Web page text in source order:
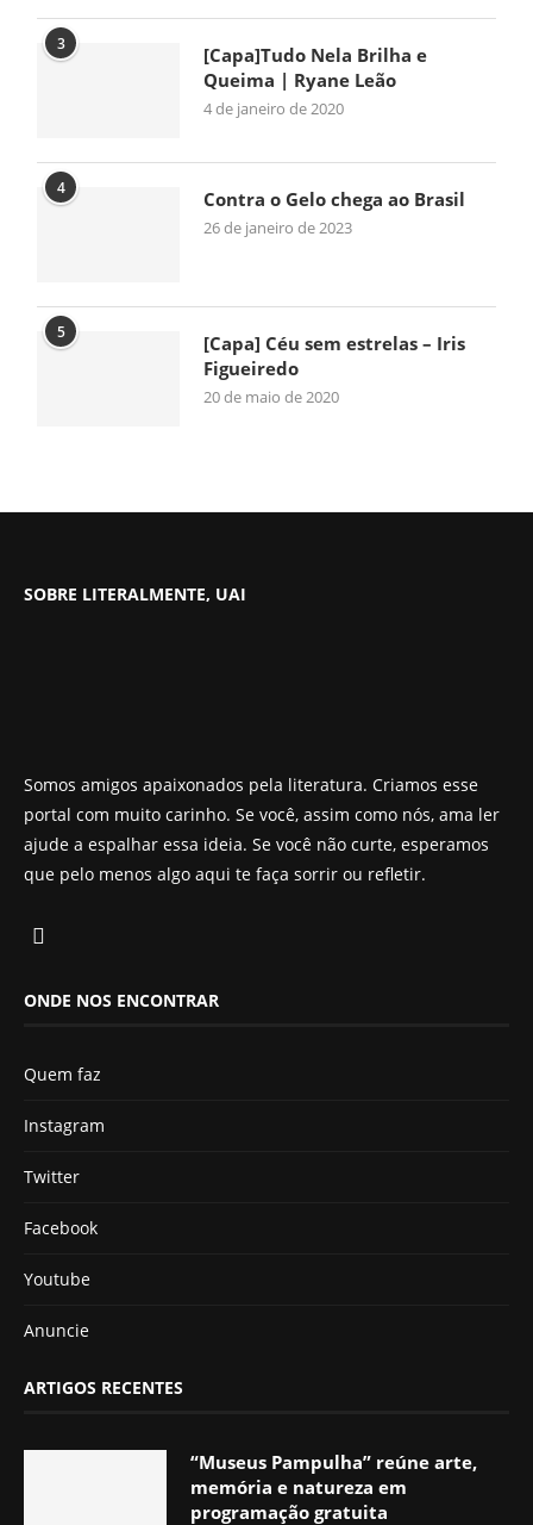
3
[Capa]Tudo Nela Brilha e
Queima | Ryane Leão
4 de janeiro de 2020
4 Contra o Gelo chega ao Brasil
26 de janeiro de 2023
5
[Capa] Céu sem estrelas – Iris
Figueiredo
20 de maio de 2020
SOBRE LITERALMENTE, UAI
Somos amigos apaixonados pela literatura. Criamos esse
portal com muito carinho. Se você, assim como nós, ama ler
ajude a espalhar essa ideia. Se você não curte, esperamos
que pelo menos algo aqui te faça sorrir ou refletir.
ONDE NOS ENCONTRAR
Quem faz
Instagram
Twitter
Facebook
Youtube
Anuncie
ARTIGOS RECENTES
“Museus Pampulha” reúne arte,
memória e natureza em
programação gratuita